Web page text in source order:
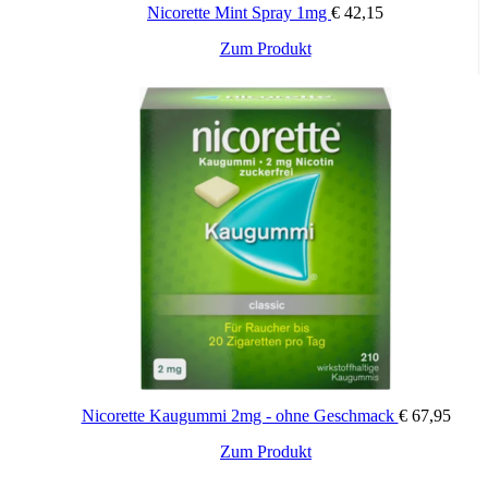
Woche 9-12: Täglich 1 nicorette TX Pflaster 10 mg
1 Pflaster zu 13,5 ccm enthält:
Wirkstoff: 1,75 mg Nikotin/ccm: Abgabe von 15 mg Nikotin
über 16 StundenSonstige
Bestandteile: mittelkettige Triglyzeride, basisches
Butylmethacrylat-Copolymer, Polyethylenterephthalat-Film
(PET)Acrylat-Matrix: Acrylische Klebelösung,
Kaliumhydroxid, Croscarmellose-Natrium,
Aluminiumacetylacetonat
Abziehfolie: Polyethylenterephthalat-Film (PET) mit einer
Seite aluminisiert und beiden Seiten silikonisiert
Drucktinte: Epoxy-amin 2 Komponenten Tinte für
pharmazeutische Anwendungen.
Nicorette Mint Spray 1mg € 42,15
Zum Produkt
Nicorette Kaugummi 2mg - ohne Geschmack €67,95
Zum Produkt